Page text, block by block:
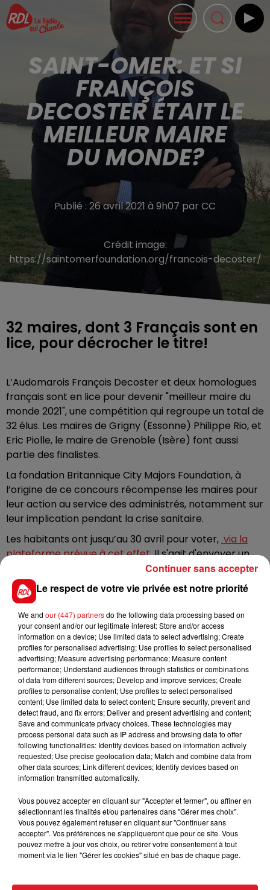
SAINT-OMER: ET SI
FRANÇOIS
DECOSTER ÉTAIT LE
MEILLEUR MAIRE
DU MONDE?
Publié : 26 avril 2021 à 9h07 par CC
Crédit image:
https://saintomerfoundation.org/francois-decoster/
32 maires, dont 3 Français sont en
lice, pour décrocher le titre!
L’Audomarois François Decoster et deux homologues
français sont en lice pour devenir "meilleur maire du
monde 2021", une compétition qui regroupe un total de
32 élus. Les maires de Grigny (Essonne) Philippe Rio, et
Eric Piolle, le maire de Grenoble (Isère) font aussi
partie des finalistes.
La fondation Britannique City Majors Foundation, à
l’origine de ce concours récompense les maires pour
leur action au service des administrés, notamment sur
leur implication pendant la crise sanitaire.
Les habitants ont jusqu’au 30 avril pour voter, via la
plateforme prévue à cet effet. Il s'agit d'envoyer un
saint.omer@worldmayor.comen indiquant en
objet "Saint-Omer Mayor"
et en indiquant vos noms et
prénoms dans le corps du mail. Vous pouvez
également témoigner de votre attachement au
maire que vous soutenez.
FIL D'ACTUS
15 juillet 2026
BÉTHUNE: ENQUÊTE POUR HOMICIDE
VOLONTAIRE EN COURS, APRÈS LA...
Selon les premiers éléments, le logement servait
à des prostituées
Le respect de votre vie privée est notre priorité
We and our (447) partnersdo the following data processing based on
your consent and/or our legitimate interest: Store and/or access
information on a device; Use limited data to select advertising; Create
profiles for personalised advertising; Use profiles to select personalised
advertising; Measure advertising performance; Measure content
performance; Understand audiences through statistics or combinations
of data from different sources; Develop and improve services; Create
profiles to personalise content; Use profiles to select personalised
content; Use limited data to select content; Ensure security, prevent and
detect fraud, and fix errors; Deliver and present advertising and content;
Save and communicate privacy choices. These technologies may
process personal data such as IP address and browsing data to offer
following functionalities: Identify devices based on information actively
requested; Use precise geolocation data; Match and combine data from
other data sources; Link different devices; Identify devices based on
information transmitted automatically.
Vous pouvez accepter en cliquant sur "Accepter et fermer", ou affiner en
sélectionnant les finalités et/ou partenaires dans "Gérer mes choix".
Vous pouvez également refuser en cliquant sur "Continuer sans
accepter". Vos préférences ne s'appliqueront que pour ce site. Vous
pouvez mettre à jour vos choix, ou retirer votre consentement à tout
moment via le lien "Gérer les cookies" situé en bas de chaque page.
Continuer sans accepter